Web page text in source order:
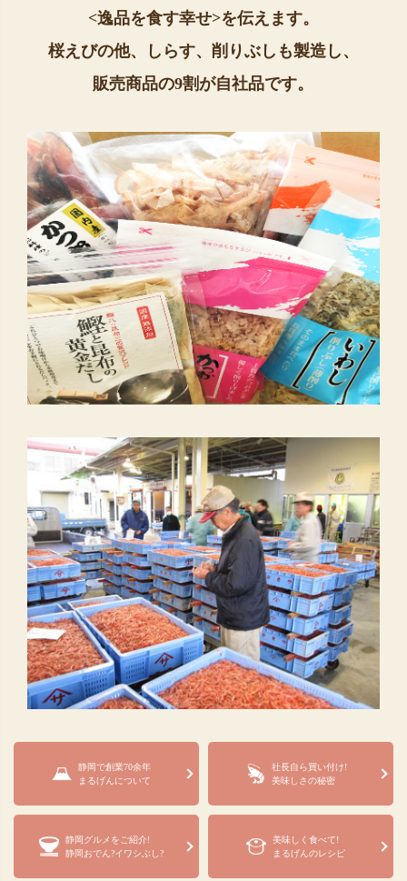
<逸品を食す幸せ>を伝えます。
桜えびの他、しらす、削りぶしも製造し、
販売商品の9割が自社品です。
静岡で創業70余年
まるげんについて
社長自ら買い付け!
美味しさの秘密
静岡グルメをご紹介!
静岡おでん?イワシぶし?
美味しく食べて!
まるげんのレシピ